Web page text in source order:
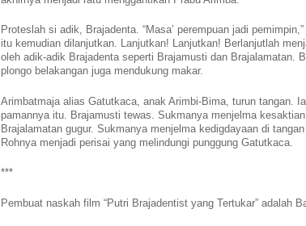
Proteslah si adik, Brajadenta. “Masa’ perempuan jadi
itu kemudian dilanjutkan. Lanjutkan! Lanjutkan! Berlanjutlah
oleh adik-adik Brajadenta seperti Brajamusti dan Brajalamatan.
plongo belakangan juga mendukung makar.
Arimbatmaja alias Gatutkaca, anak Arimbi-Bima, turun tangan.
pamannya itu. Brajamusti tewas. Sukmanya menjelma
Brajalamatan gugur. Sukmanya menjelma kedigdayaan di
Rohnya menjadi perisai yang melindungi punggung Gatutkaca.
***
Pembuat naskah film “Putri Brajadentist yang Tertukar” adalah